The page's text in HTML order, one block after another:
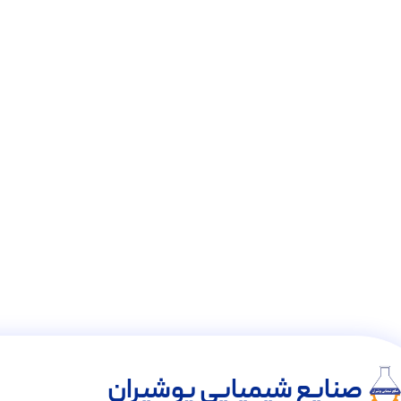
صنایع شیمیایی پوشیران